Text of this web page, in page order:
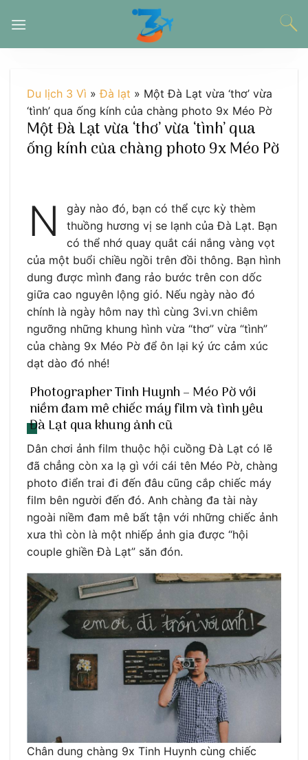
đến
Du lịch 3 Vì »Đà lạt » Một Đà Lạt vừa ‘thơ’ vừa
‘tình’ qua ống kính của chàng photo 9x Méo Pờ
Một Đà Lạt vừa ‘thơ’ vừa ‘tình’ qua
ống kính của chàng photo 9x Méo Pờ
N
gày nào đó, bạn có thể cực kỳ thèm
thuồng hương vị se lạnh của Đà Lạt. Bạn
có thể nhớ quay quắt cái nắng vàng vọt
của một buổi chiều ngồi trên đồi thông. Bạn hình
dung được mình đang rảo bước trên con dốc
giữa cao nguyên lộng gió. Nếu ngày nào đó
chính là ngày hôm nay thì cùng 3vi.vn chiêm
ngưỡng những khung hình vừa “thơ” vừa “tình”
của chàng 9x Méo Pờ để ôn lại ký ức cảm xúc
dạt dào đó nhé!
Photographer Tinh Huynh – Méo Pờ với
niềm đam mê chiếc máy film và tình yêu
Đà Lạt qua khung ảnh cũ
Dân chơi ảnh film thuộc hội cuồng Đà Lạt có lẽ
đã chẳng còn xa lạ gì với cái tên Méo Pờ, chàng
photo điển trai đi đến đâu cũng cắp chiếc máy
film bên người đến đó. Anh chàng đa tài này
ngoài niềm đam mê bất tận với những chiếc ảnh
xưa thì còn là một nhiếp ảnh gia được “hội
couple ghiền Đà Lạt” săn đón.
Chân dung chàng 9x Tinh Huynh cùng chiếc